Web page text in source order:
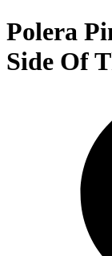
Polera
Side Of